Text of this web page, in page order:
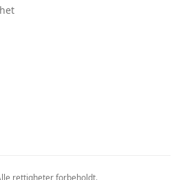
rettigheter forbeholdt.